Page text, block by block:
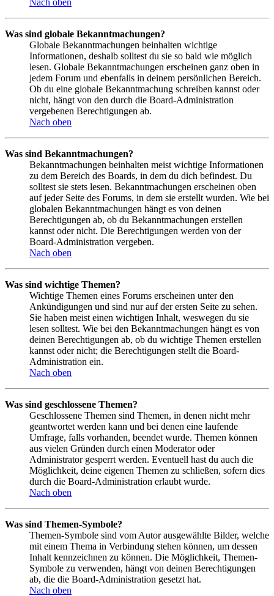
Was sind globale Bekanntmachungen?
Globale Bekanntmachungen beinhalten wichtige
Informationen, deshalb solltest du sie so bald wie möglich
lesen. Globale Bekanntmachungen erscheinen ganz oben in
jedem Forum und ebenfalls in deinem persönlichen Bereich.
Ob du eine globale Bekanntmachung schreiben kannst oder
nicht, hängt von den durch die Board-Administration
vergebenen Berechtigungen ab.
Nach oben
Was sind Bekanntmachungen?
Bekanntmachungen beinhalten meist wichtige Informationen
zu dem Bereich des Boards, in dem du dich befindest. Du
solltest sie stets lesen. Bekanntmachungen erscheinen oben
auf jeder Seite des Forums, in dem sie erstellt wurden. Wie bei
globalen Bekanntmachungen hängt es von deinen
Berechtigungen ab, ob du Bekanntmachungen erstellen
kannst oder nicht. Die Berechtigungen werden von der
Board-Administration vergeben.
Nach oben
Was sind wichtige Themen?
Wichtige Themen eines Forums erscheinen unter den
Ankündigungen und sind nur auf der ersten Seite zu sehen.
Sie haben meist einen wichtigen Inhalt, weswegen du sie
lesen solltest. Wie bei den Bekanntmachungen hängt es von
deinen Berechtigungen ab, ob du wichtige Themen erstellen
kannst oder nicht; die Berechtigungen stellt die Board-
Administration ein.
Nach oben
Was sind geschlossene Themen?
Geschlossene Themen sind Themen, in denen nicht mehr
geantwortet werden kann und bei denen eine laufende
Umfrage, falls vorhanden, beendet wurde. Themen können
aus vielen Gründen durch einen Moderator oder
Administrator gesperrt werden. Eventuell hast du auch die
Möglichkeit, deine eigenen Themen zu schließen, sofern dies
durch die Board-Administration erlaubt wurde.
Nach oben
Was sind Themen-Symbole?
Themen-Symbole sind vom Autor ausgewählte Bilder, welche
mit einem Thema in Verbindung stehen können, um dessen
Inhalt kennzeichnen zu können. Die Möglichkeit, Themen-
Symbole zu verwenden, hängt von deinen Berechtigungen
ab, die die Board-Administration gesetzt hat.
Nach oben